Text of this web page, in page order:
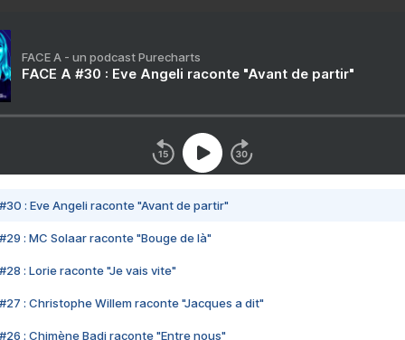
FACE A - un podcast Purecharts
FACE A #30 : Eve Angeli raconte "Avant de partir"
#30 : Eve Angeli raconte "Avant de partir"
#29 : MC Solaar raconte "Bouge de là"
#28 : Lorie raconte "Je vais vite"
#27 : Christophe Willem raconte "Jacques a dit"
#26 : Chimène Badi raconte "Entre nous"